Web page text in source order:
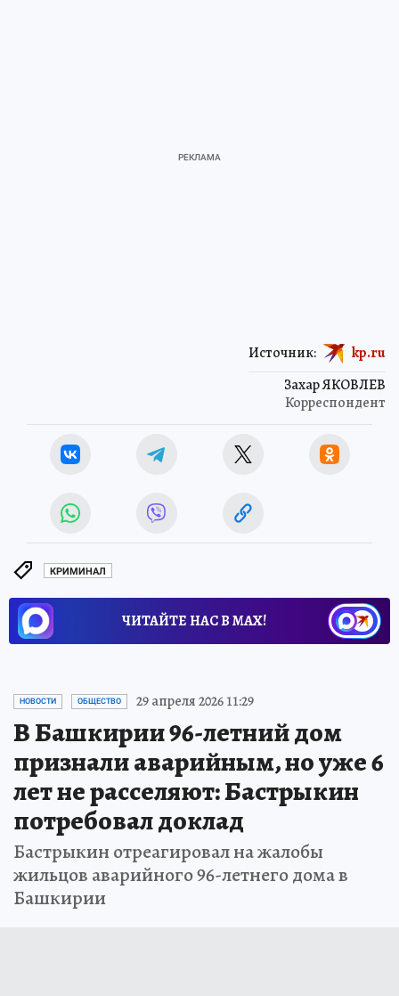
Захар ЯКОВЛЕВ
Корреспондент
Источник: kp.ru
КРИМИНАЛ
ЧИТАЙТЕ НАС В МАХ!
НОВОСТИ ОБЩЕСТВО 29 апреля 2026 11:29
В Башкирии 96-летний дом
признали аварийным, но уже 6
лет не расселяют: Бастрыкин
потребовал доклад
Бастрыкин отреагировал на жалобы
жильцов аварийного 96-летнего дома в
Башкирии